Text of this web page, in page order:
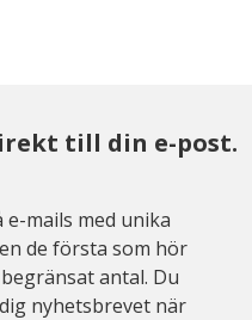
till din e-post.
e-mails med unika
de första som hör
antal. Du
nyhetsbrevet när